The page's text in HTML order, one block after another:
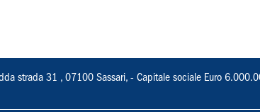
strada 31 , 07100 Sassari, - Capitale sociale Euro